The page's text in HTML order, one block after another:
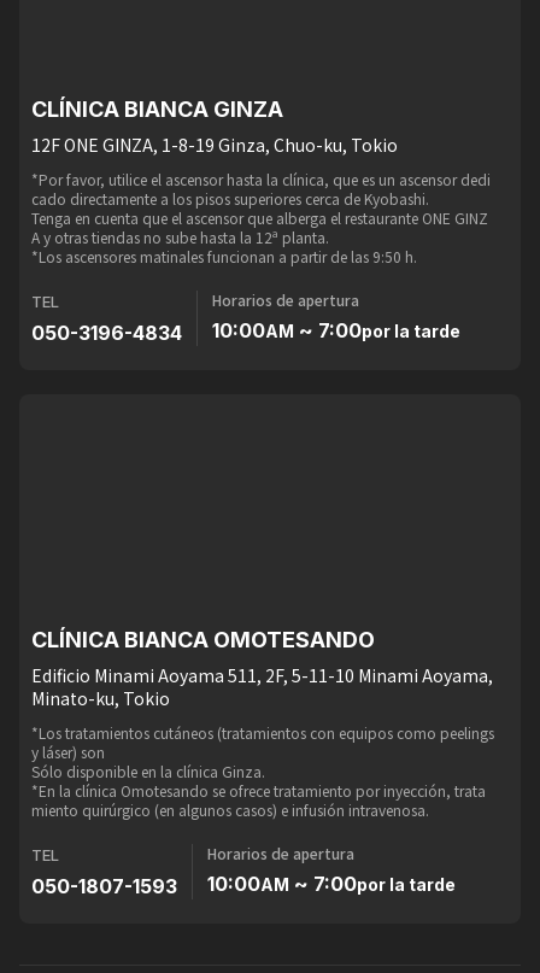
CLÍNICA BIANCA GINZA
12F ONE GINZA, 1-8-19 Ginza, Chuo-ku, Tokio
*Por favor, utilice el ascensor hasta la clínica, que es un ascensor dedi
cado directamente a los pisos superiores cerca de Kyobashi.
Tenga en cuenta que el ascensor que alberga el restaurante ONE GINZ
A y otras tiendas no sube hasta la 12ª planta.
*Los ascensores matinales funcionan a partir de las 9:50 h.
TEL
050-3196-4834
Horarios de apertura
10:00AM ~ 7:00por la tarde
CLÍNICA BIANCA OMOTESANDO
Edificio Minami Aoyama 511, 2F, 5-11-10 Minami Aoyama,
Minato-ku, Tokio
*Los tratamientos cutáneos (tratamientos con equipos como peelings
y láser) son
Sólo disponible en la clínica Ginza.
*En la clínica Omotesando se ofrece tratamiento por inyección, trata
miento quirúrgico (en algunos casos) e infusión intravenosa.
TEL
050-1807-1593
Horarios de apertura
10:00AM ~ 7:00por la tarde